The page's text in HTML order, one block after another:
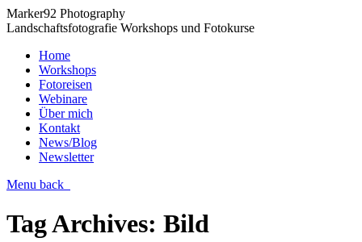
Marker92 Photography
Landschaftsfotografie Workshops und Fotokurse
Home
Workshops
Fotoreisen
Webinare
Über mich
Kontakt
News/Blog
Newsletter
Menu back
Tag Archives: Bild